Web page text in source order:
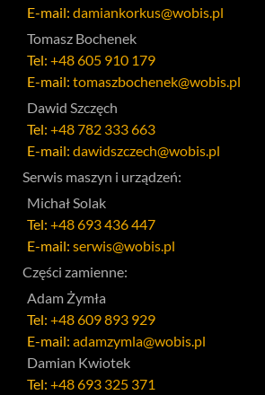
E-mail: damiankorkus@wobis.pl
Tomasz Bochenek
Tel: +48 605 910 179
E-mail: tomaszbochenek@wobis.pl
Dawid Szczęch
Tel: +48 782 333 663
E-mail: dawidszczech@wobis.pl
Serwis maszyn i urządzeń:
Michał Solak
Tel: +48 693 436 447
E-mail: serwis@wobis.pl
Części zamienne:
Adam Żymła
Tel: +48 609 893 929
E-mail: adamzymla@wobis.pl
Damian Kwiotek
Tel: +48 693 325 371